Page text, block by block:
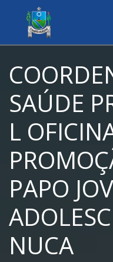
SAÚDE
L
PAPO
NUCA